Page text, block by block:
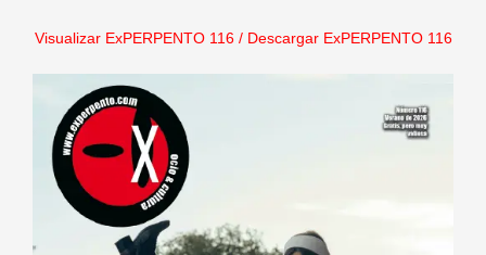
Visualizar ExPERPENTO 116/ Descargar ExPERPENTO 116